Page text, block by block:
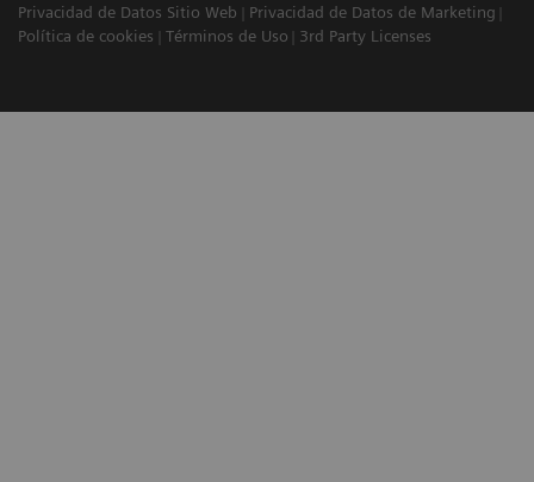
Privacidad de Datos Sitio Web
Privacidad de Datos de Marketing
Política de cookies
Términos de Uso 3rd Party Licenses